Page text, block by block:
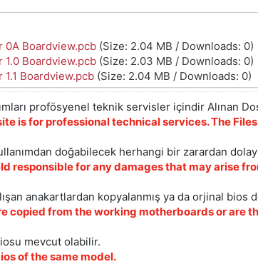
0A Boardview.pcb (Size: 2.04 MB / Downloads: 0)
1.0 Boardview.pcb (Size: 2.03 MB / Downloads: 0)
1.1 Boardview.pcb (Size: 2.04 MB / Downloads: 0)
profösyenel teknik servisler içindir Alınan
is for professional technical services. The
doğabilecek herhangi bir zarardan
responsible for any damages that may arise
anakartlardan kopyalanmış ya da orjinal bios
copied from the working motherboards or are
mevcut olabilir.
of the same model.